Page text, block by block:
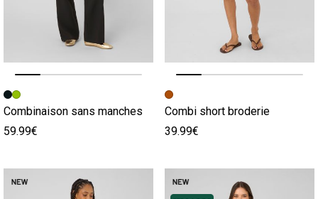
Image précédente
Image suivante
Combinaison sans manches
59.99€
Image précédente
Image suivante
Combi short broderie
39.99€